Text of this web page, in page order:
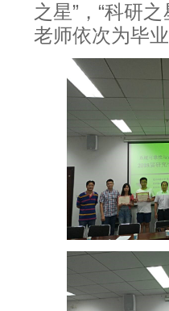
之星”，“科研
老师依次为毕